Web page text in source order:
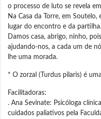
o processo de luto se revela
Na Casa da Torre, em
lugar do encontro e da partilha.
Damos casa, abrigo, ninho,
ajudando-nos, a cada um de
lhe uma morada.
* O zorzal (Turdus pilaris) é
Facilitadoras:
. Ana Sevinate: Psicóloga
cuidados paliativos pela